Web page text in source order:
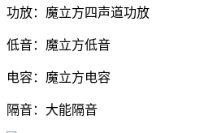
功放：魔立方四声道功放
低音：魔立方低音
电容：魔立方电容
隔音：大能隔音